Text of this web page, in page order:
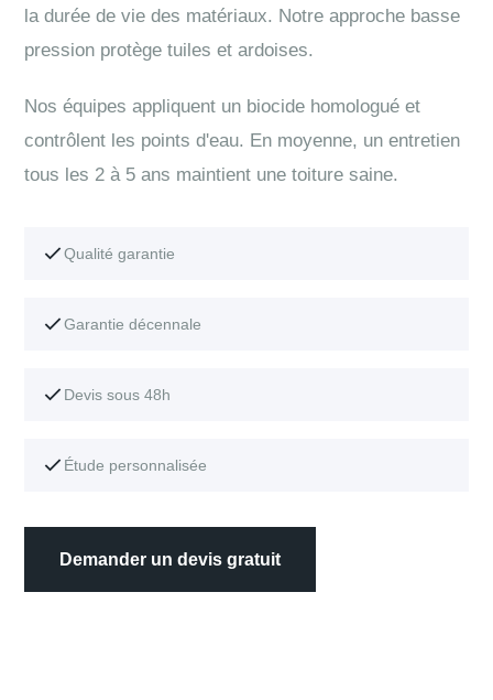
la durée de vie des matériaux. Notre approche basse
pression protège tuiles et ardoises.
Nos équipes appliquent un biocide homologué et
contrôlent les points d'eau. En moyenne, un entretien
tous les 2 à 5 ans maintient une toiture saine.
Qualité garantie
Garantie décennale
Devis sous 48h
Étude personnalisée
Demander un devis gratuit